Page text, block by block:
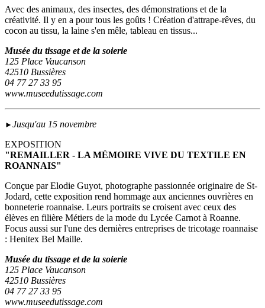
Avec des animaux, des insectes, des démonstrations et de la
créativité. Il y en a pour tous les goûts ! Création d'attrape-rêves, du
cocon au tissu, la laine s'en mêle, tableau en tissus...
Musée du tissage et de la soierie
125 Place Vaucanson
42510 Bussières
04 77 27 33 95
www.museedutissage.com
► Jusqu'au 15 novembre
EXPOSITION
"REMAILLER - LA MÉMOIRE VIVE DU TEXTILE EN
ROANNAIS"
Conçue par Elodie Guyot, photographe passionnée originaire de St-
Jodard, cette exposition rend hommage aux anciennes ouvrières en
bonneterie roannaise. Leurs portraits se croisent avec ceux des
élèves en filière Métiers de la mode du Lycée Carnot à Roanne.
Focus aussi sur l'une des dernières entreprises de tricotage roannaise
: Henitex Bel Maille.
Musée du tissage et de la soierie
125 Place Vaucanson
42510 Bussières
04 77 27 33 95
www.museedutissage.com